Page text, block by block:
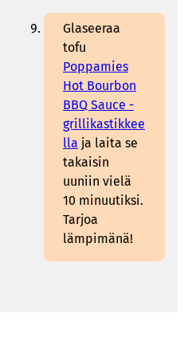
Glaseeraa
tofu
Poppamies
Hot Bourbon
BBQ Sauce -
grillikastikkee
lla ja laita se
takaisin
uuniin vielä
10 minuutiksi.
Tarjoa
lämpimänä!